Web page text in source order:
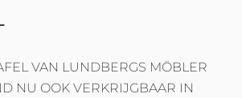
VAN LUNDBERGS MÖBLER
NU OOK VERKRIJGBAAR IN